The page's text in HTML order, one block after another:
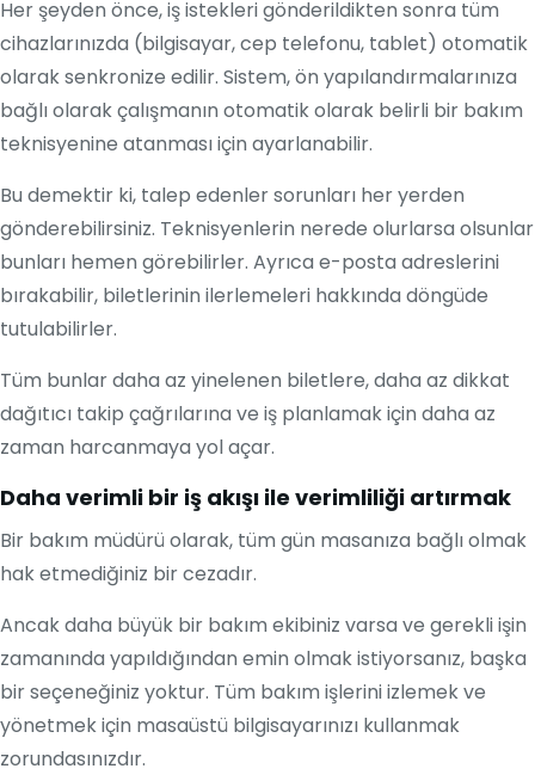
Her şeyden önce, iş istekleri gönderildikten sonra tüm
cihazlarınızda (bilgisayar, cep telefonu, tablet) otomatik
olarak senkronize edilir. Sistem, ön yapılandırmalarınıza
bağlı olarak çalışmanın otomatik olarak belirli bir bakım
teknisyenine atanması için ayarlanabilir.
Bu demektir ki, talep edenler sorunları her yerden
gönderebilirsiniz. Teknisyenlerin nerede olurlarsa olsunlar
bunları hemen görebilirler. Ayrıca e-posta adreslerini
bırakabilir, biletlerinin ilerlemeleri hakkında döngüde
tutulabilirler.
Tüm bunlar daha az yinelenen biletlere, daha az dikkat
dağıtıcı takip çağrılarına ve iş planlamak için daha az
zaman harcanmaya yol açar.
Daha verimli bir iş akışı ile verimliliği artırmak
Bir bakım müdürü olarak, tüm gün masanıza bağlı olmak
hak etmediğiniz bir cezadır.
Ancak daha büyük bir bakım ekibiniz varsa ve gerekli işin
zamanında yapıldığından emin olmak istiyorsanız, başka
bir seçeneğiniz yoktur. Tüm bakım işlerini izlemek ve
yönetmek için masaüstü bilgisayarınızı kullanmak
zorundasınızdır.